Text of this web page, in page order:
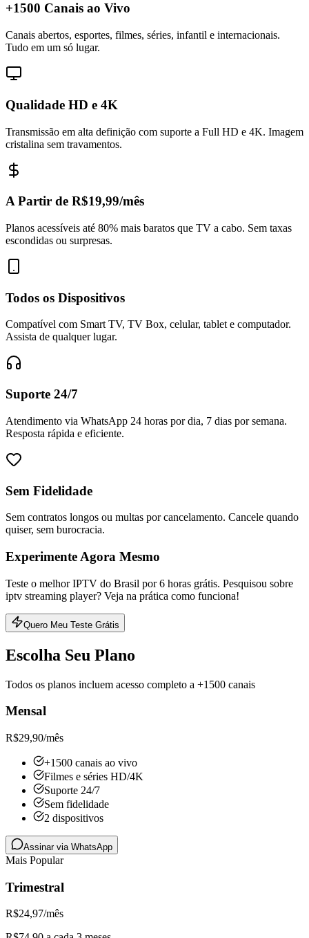
+1500 Canais ao Vivo
Canais abertos, esportes, filmes, séries, infantil e internacionais.
Tudo em um só lugar.
Qualidade HD e 4K
Transmissão em alta definição com suporte a Full HD e 4K. Imagem
cristalina sem travamentos.
A Partir de R$19,99/mês
Planos acessíveis até 80% mais baratos que TV a cabo. Sem taxas
escondidas ou surpresas.
Todos os Dispositivos
Compatível com Smart TV, TV Box, celular, tablet e computador.
Assista de qualquer lugar.
Suporte 24/7
Atendimento via WhatsApp 24 horas por dia, 7 dias por semana.
Resposta rápida e eficiente.
Sem Fidelidade
Sem contratos longos ou multas por cancelamento. Cancele quando
quiser, sem burocracia.
Experimente Agora Mesmo
Teste o melhor IPTV do Brasil por 6 horas grátis. Pesquisou sobre
iptv streaming player? Veja na prática como funciona!
Quero Meu Teste Grátis
Escolha Seu Plano
Todos os planos incluem acesso completo a +1500 canais
Mensal
R$29,90/mês
+1500 canais ao vivo
Filmes e séries HD/4K
Suporte 24/7
Sem fidelidade
2 dispositivos
Assinar via WhatsApp
Mais Popular
Trimestral
R$24,97/mês